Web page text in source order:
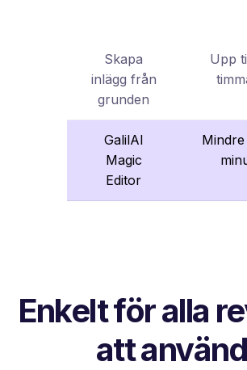
Skapa
inlägg från
grunden
Upp
GalilAI
Magic
Editor
Mindre
Enkelt för alla
att